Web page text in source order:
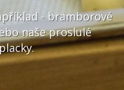
- bramborové
naše proslulé